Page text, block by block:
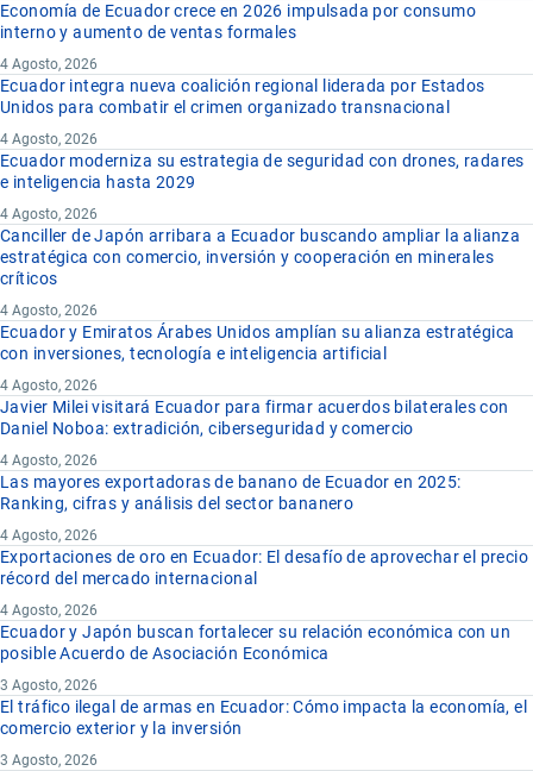
Economía de Ecuador crece en 2026 impulsada por consumo
interno y aumento de ventas formales
4 Agosto, 2026
Ecuador integra nueva coalición regional liderada por Estados
Unidos para combatir el crimen organizado transnacional
4 Agosto, 2026
Ecuador moderniza su estrategia de seguridad con drones, radares
e inteligencia hasta 2029
4 Agosto, 2026
Canciller de Japón arribara a Ecuador buscando ampliar la alianza
estratégica con comercio, inversión y cooperación en minerales
críticos
4 Agosto, 2026
Ecuador y Emiratos Árabes Unidos amplían su alianza estratégica
con inversiones, tecnología e inteligencia artificial
4 Agosto, 2026
Javier Milei visitará Ecuador para firmar acuerdos bilaterales con
Daniel Noboa: extradición, ciberseguridad y comercio
4 Agosto, 2026
Las mayores exportadoras de banano de Ecuador en 2025:
Ranking, cifras y análisis del sector bananero
4 Agosto, 2026
Exportaciones de oro en Ecuador: El desafío de aprovechar el precio
récord del mercado internacional
4 Agosto, 2026
Ecuador y Japón buscan fortalecer su relación económica con un
posible Acuerdo de Asociación Económica
3 Agosto, 2026
El tráfico ilegal de armas en Ecuador: Cómo impacta la economía, el
comercio exterior y la inversión
3 Agosto, 2026